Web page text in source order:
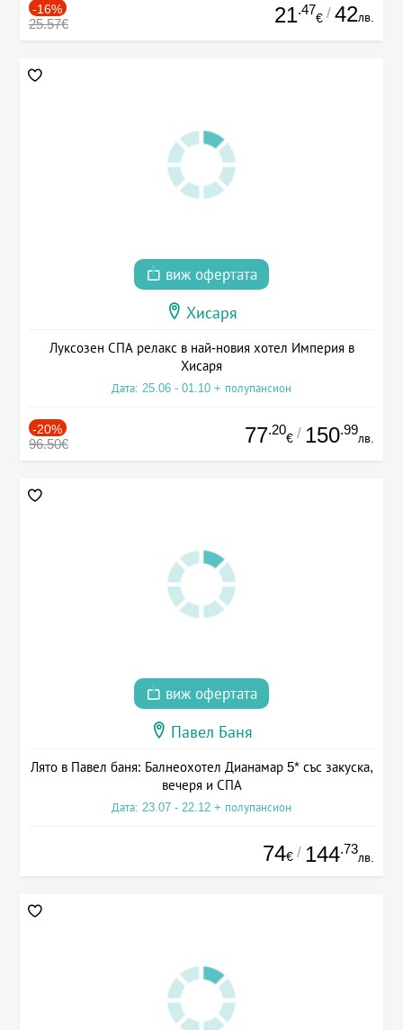
-16%
25.57€ 21.47
€ / 42лв.
виж офертата
Хисаря
Луксозен СПА релакс в най-новия хотел Империя в
Хисаря
Дата: 25.06 - 01.10 + полупансион
-20%
96.50€ 77.20
€ / 150.99
лв.
виж офертата
Павел Баня
Лято в Павел баня: Балнеохотел Дианамар 5* със закуска,
вечеря и СПА
Дата: 23.07 - 22.12 + полупансион
74€ / 144.73
лв.